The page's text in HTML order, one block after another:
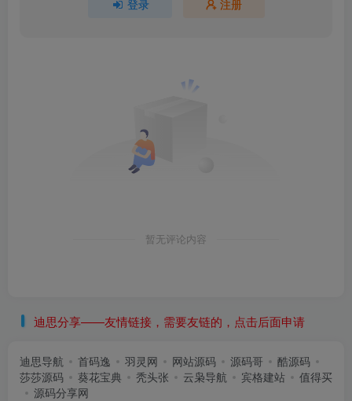
登录 注册
暂无评论内容
迪思分享——友情链接，需要友链的，点击后面申请
迪思导航 首码逸 羽灵网 网站源码 源码哥
酷源码
莎莎源码
葵花宝典 秃头张 云枭导航 宾格建站
值得买
源码分享网